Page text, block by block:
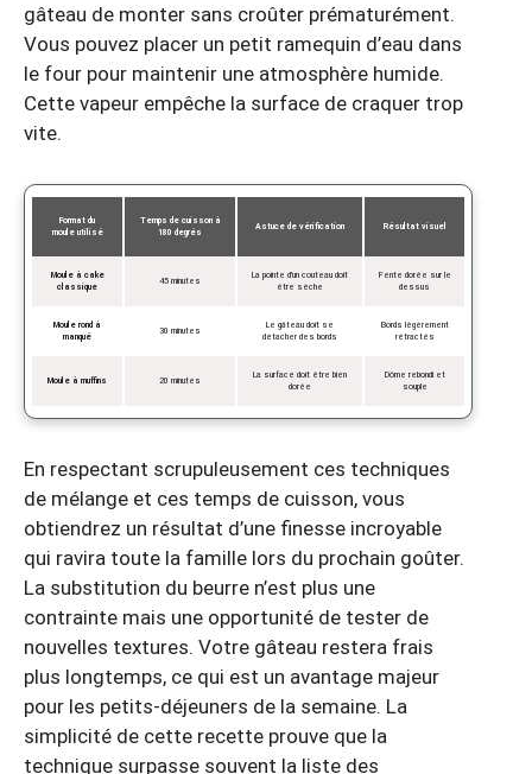
gâteau de monter sans croûter prématurément.
Vous pouvez placer un petit ramequin d’eau dans
le four pour maintenir une atmosphère humide.
Cette vapeur empêche la surface de craquer trop
vite.
Format du
moule utilisé
Temps de cuisson à
180 degrés
Astuce de vérification Résultat visuel
Moule à cake
classique
45 minutes
La pointe d’un couteau doit
être sèche
Fente dorée sur le
dessus
Moule rond à
manqué
30 minutes
Le gâteau doit se
détacher des bords
Bords légèrement
rétractés
Moule à muffins 20 minutes
La surface doit être bien
dorée
Dôme rebondi et
souple
En respectant scrupuleusement ces techniques
de mélange et ces temps de cuisson, vous
obtiendrez un résultat d’une finesse incroyable
qui ravira toute la famille lors du prochain goûter.
La substitution du beurre n’est plus une
contrainte mais une opportunité de tester de
nouvelles textures. Votre gâteau restera frais
plus longtemps, ce qui est un avantage majeur
pour les petits-déjeuners de la semaine. La
simplicité de cette recette prouve que la
technique surpasse souvent la liste des